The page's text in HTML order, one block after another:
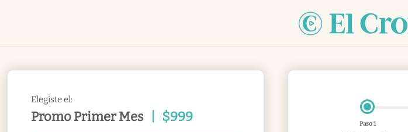
Elegiste el:
Promo Primer Mes $999 Paso 1